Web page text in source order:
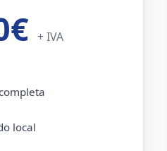
+ IVA
local